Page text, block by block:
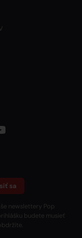
sa
newslettery Pop
budete musieť